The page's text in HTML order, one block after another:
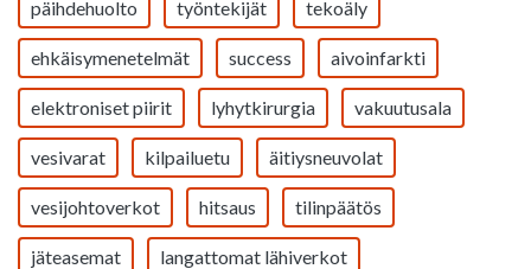
päihdehuolto työntekijät tekoäly
ehkäisymenetelmät success aivoinfarkti
elektroniset piirit lyhytkirurgia vakuutusala
vesivarat kilpailuetu äitiysneuvolat
vesijohtoverkot hitsaus tilinpäätös
jäteasemat langattomat lähiverkot